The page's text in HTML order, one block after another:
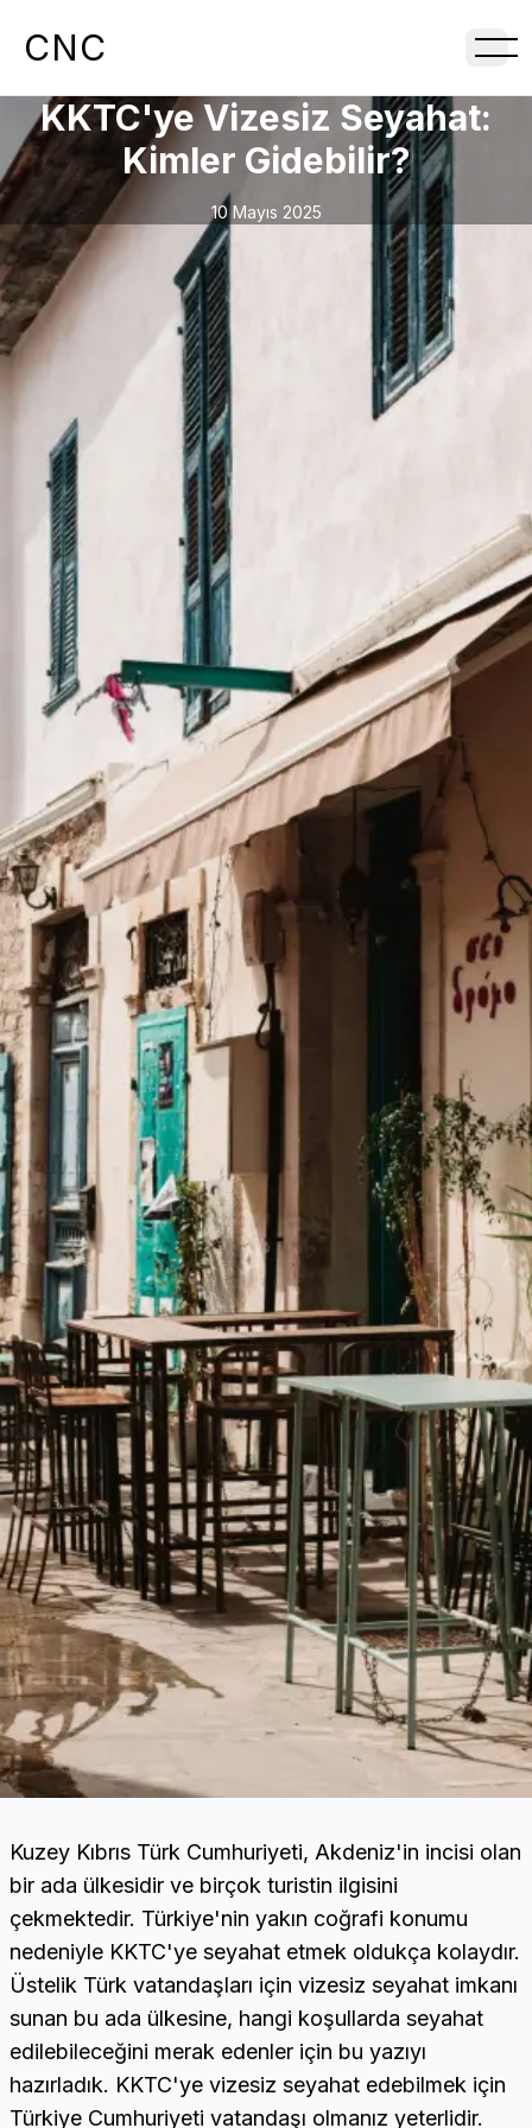
CNC
KKTC'ye Vizesiz Seyahat:
Kimler Gidebilir?
10 Mayıs 2025
Kuzey Kıbrıs Türk Cumhuriyeti, Akdeniz'in incisi olan
bir ada ülkesidir ve birçok turistin ilgisini
çekmektedir. Türkiye'nin yakın coğrafi konumu
nedeniyle KKTC'ye seyahat etmek oldukça kolaydır.
Üstelik Türk vatandaşları için vizesiz seyahat imkanı
sunan bu ada ülkesine, hangi koşullarda seyahat
edilebileceğini merak edenler için bu yazıyı
hazırladık. KKTC'ye vizesiz seyahat edebilmek için
Türkiye Cumhuriyeti vatandaşı olmanız yeterlidir.